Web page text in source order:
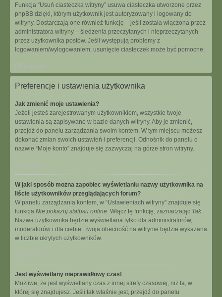
Funkcja “Usuń ciasteczka witryny” usuwa ciasteczka utworzone przez
phpBB dzięki, którym użytkownik jest autoryzowany i logowany do
witryny. Dostarczają one również funkcję – jeśli została włączona przez
administratora witryny – śledzenia przeczytanych i nieprzeczytanych
przez użytkownika postów. Jeśli występują problemy z
logowaniem/wylogowaniem, usunięcie ciasteczek może być pomocne.
Na górę
Preferencje i ustawienia użytkownika
Jak zmienić moje ustawienia?
Jeżeli jesteś zarejestrowanym użytkownikiem, wszystkie twoje
ustawienia są zapisywane w bazie danych witryny. Aby je zmienić,
przejdź do panelu zarządzania swoim kontem. W tym miejscu możesz
dokonać zmian swoich ustawień i preferencji. Odnośnik do panelu o
nazwie “Moje konto” znajduje się zazwyczaj na górze stron witryny.
W jaki sposób można zapobiec wyświetlaniu nazwy użytkownika na
liście użytkowników przeglądających forum?
W panelu zarządzania kontem, w “Ustawieniach witryny” znajduje się
funkcja Nie pokazuj statusu online. Włącz tę funkcję, zaznaczając Tak.
Nazwa użytkownika będzie wyświetlana tylko dla administratorów,
moderatorów i dla ciebie. Twoja obecność na witrynie będzie wykazana
w liczbie ukrytych użytkowników.
Jest wyświetlany nieprawidłowy czas!
Możliwe, że jest wyświetlany czas z innej strefy czasowej, niż ta, w
której się znajdujesz. Jeśli tak właśnie jest, przejdź do panelu